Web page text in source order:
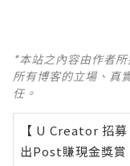
*本站之內容由作者
所有博客的立場、真
任。
【 U Creator 招募
出Post賺現金獎賞